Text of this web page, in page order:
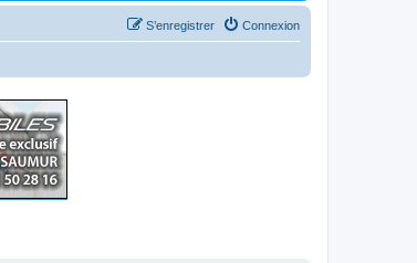
Connexion
S’enregistrer